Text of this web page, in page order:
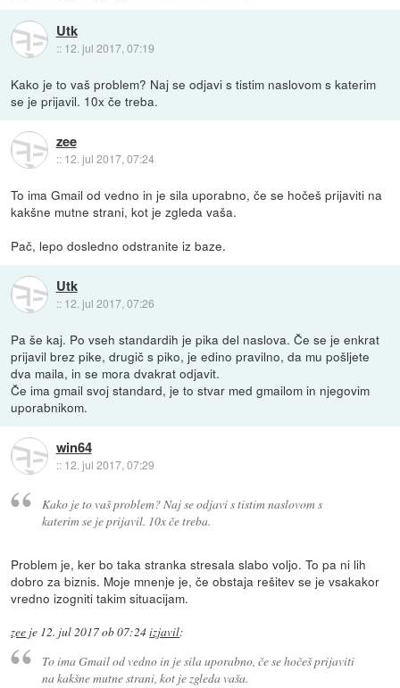
Utk
:: 12. jul 2017, 07:19
Kako je to vaš problem? Naj se odjavi s tistim naslovom s katerim
se je prijavil. 10x če treba.
zee
:: 12. jul 2017, 07:24
To ima Gmail od vedno in je sila uporabno, če se hočeš prijaviti na
kakšne mutne strani, kot je zgleda vaša.
Pač, lepo dosledno odstranite iz baze.
Utk
:: 12. jul 2017, 07:26
Pa še kaj. Po vseh standardih je pika del naslova. Če se je enkrat
prijavil brez pike, drugič s piko, je edino pravilno, da mu pošljete
dva maila, in se mora dvakrat odjavit.
Če ima gmail svoj standard, je to stvar med gmailom in njegovim
uporabnikom.
win64
:: 12. jul 2017, 07:29
Kako je to vaš problem? Naj se odjavi s tistim naslovom s
katerim se je prijavil. 10x če treba.
Problem je, ker bo taka stranka stresala slabo voljo. To pa ni lih
dobro za biznis. Moje mnenje je, če obstaja rešitev se je vsakakor
vredno izogniti takim situacijam.
zee je 12. jul 2017 ob 07:24izjavil:
To ima Gmail od vedno in je sila uporabno, če se hočeš prijaviti
na kakšne mutne strani, kot je zgleda vaša.